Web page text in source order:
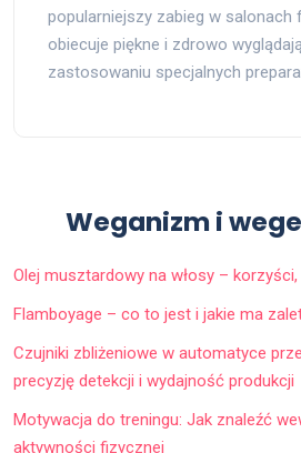
popularniejszy zabieg w salonach
obiecuje piękne i zdrowo
zastosowaniu specjalnych
Weganizm i
Olej musztardowy na włosy –
Flamboyage – co to jest i jakie ma
Czujniki zbliżeniowe w automatyce
precyzję detekcji i wydajność produkcji
Motywacja do treningu: Jak znaleźć
aktywności fizycznej